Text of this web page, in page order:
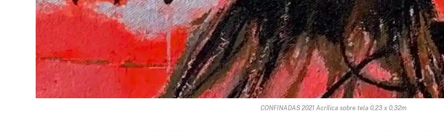
CONFINADAS 2021 Acrílica sobre tela 0,23 x 0,32m